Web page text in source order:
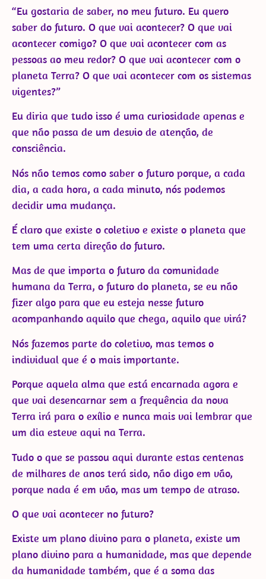
“Eu gostaria de saber, no meu futuro. Eu quero
saber do futuro. O que vai acontecer? O que vai
acontecer comigo? O que vai acontecer com as
pessoas ao meu redor? O que vai acontecer com o
planeta Terra? O que vai acontecer com os sistemas
vigentes?”
Eu diria que tudo isso é uma curiosidade apenas e
que não passa de um desvio de atenção, de
consciência.
Nós não temos como saber o futuro porque, a cada
dia, a cada hora, a cada minuto, nós podemos
decidir uma mudança.
É claro que existe o coletivo e existe o planeta que
tem uma certa direção do futuro.
Mas de que importa o futuro da comunidade
humana da Terra, o futuro do planeta, se eu não
fizer algo para que eu esteja nesse futuro
acompanhando aquilo que chega, aquilo que virá?
Nós fazemos parte do coletivo, mas temos o
individual que é o mais importante.
Porque aquela alma que está encarnada agora e
que vai desencarnar sem a frequência da nova
Terra irá para o exílio e nunca mais vai lembrar que
um dia esteve aqui na Terra.
Tudo o que se passou aqui durante estas centenas
de milhares de anos terá sido, não digo em vão,
porque nada é em vão, mas um tempo de atraso.
O que vai acontecer no futuro?
Existe um plano divino para o planeta, existe um
plano divino para a humanidade, mas que depende
da humanidade também, que é a soma das